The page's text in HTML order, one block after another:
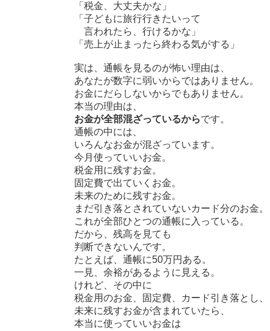
「税金、大丈夫かな」
「子どもに旅行行きたいって
言われたら、行けるかな」
「売上が止まったら終わる気がする」
実は、通帳を見るのが怖い理由は、
あなたが数字に弱いからではありません。
お金にだらしないからでもありません。
本当の理由は、
お金が全部混ざっているからです。
通帳の中には、
いろんなお金が混ざっています。
今月使っていいお金。
税金用に残すお金。
固定費で出ていくお金。
未来のために残すお金。
まだ引き落とされていないカード分のお金。
これが全部ひとつの通帳に入っている。
だから、残高を見ても
判断できないんです。
たとえば、通帳に50万円ある。
一見、余裕があるように見える。
けれど、その中に
税金用のお金、固定費、カード引き落とし、
未来に残すお金が含まれていたら、
本当に使っていいお金は